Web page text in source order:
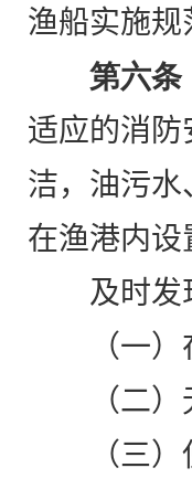
渔船实施
第六条
适应的消
洁，油污
在渔港内设
及时发
（一
（二
（三